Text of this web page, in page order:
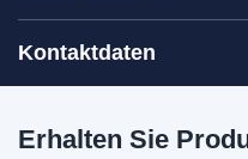
Kontaktdaten
Erhalten Sie